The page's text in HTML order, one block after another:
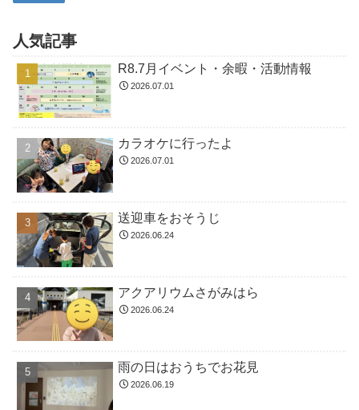
人気記事
R8.7月イベント・余暇・活動情報
2026.07.01
カラオケに行ったよ
2026.07.01
送迎車をおそうじ
2026.06.24
アクアリウムさがみはら
2026.06.24
雨の日はおうちでお花見
2026.06.19